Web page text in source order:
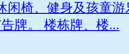
闲椅、健身及孩童
牌。 楼栋牌、楼...